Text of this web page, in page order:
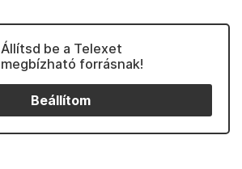
Állítsd be a Telexet
megbízható forrásnak!
Beállítom